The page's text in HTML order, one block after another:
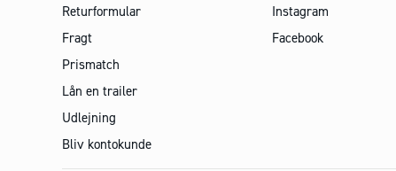
Returformular
Fragt
Prismatch
Lån en trailer
Udlejning
Bliv kontokunde
Instagram
Facebook